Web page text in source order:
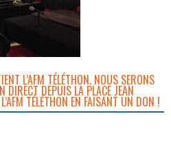
L’AFM TÉLÉTHON. NOUS SERONS
DIRECT DEPUIS LA PLACE JEAN
TÉLÉTHON EN FAISANT UN DON !